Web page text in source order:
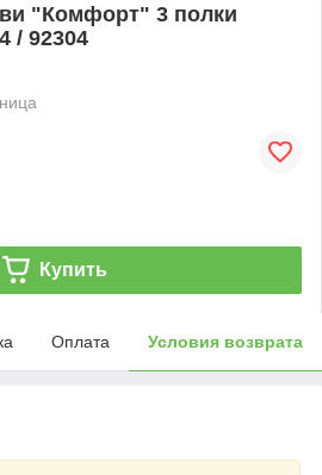
"Комфорт" 3 полки
/ 92304
Купить
Оплата Условия возврата